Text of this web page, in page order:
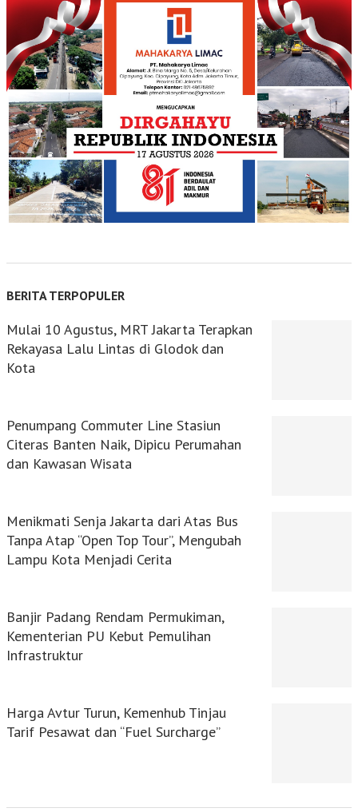
BERITA TERPOPULER
Mulai 10 Agustus, MRT Jakarta Terapkan
Rekayasa Lalu Lintas di Glodok dan
Kota
Penumpang Commuter Line Stasiun
Citeras Banten Naik, Dipicu Perumahan
dan Kawasan Wisata
Menikmati Senja Jakarta dari Atas Bus
Tanpa Atap “Open Top Tour”, Mengubah
Lampu Kota Menjadi Cerita
Banjir Padang Rendam Permukiman,
Kementerian PU Kebut Pemulihan
Infrastruktur
Harga Avtur Turun, Kemenhub Tinjau
Tarif Pesawat dan “Fuel Surcharge”